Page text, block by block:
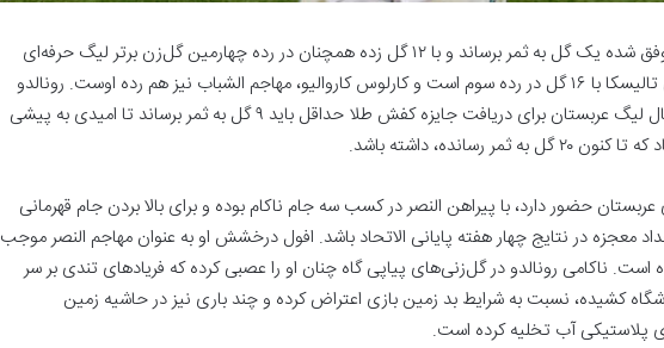
رونالدو طی چهار بازی اخیر النصر تنها موفق شده یک گل به ثمر برساند و با ۱۲ گل زده همچنان در رده چهارمین گل‌زن برتر لیگ حرفه‌ای
عربستان قرار دارد. هم تیمی او اندرسون تالیسکا با ۱۶ گل در رده سوم است و کارلوس کاروالیو، مهاجم الشباب نیز هم رده اوست. رونالدو
چهار هفته مانده به پایان مسابقات امسال لیگ عربستان برای دریافت جایزه کفش طلا حداقل باید ۹ گل به ثمر برساند تا امیدی به پیشی
داشته باشد.
حرفه‌ای عربستان حضور دارد، با پیراهن النصر در کسب سه جام ناکام بوده و برای بالا بردن جام قهرمانی
معجزه در نتایج چهار هفته پایانی الاتحاد باشد. افول درخشش او به عنوان مهاجم النصر موجب
است. ناکامی رونالدو در گل‌زنی‌های پیاپی گاه چنان او را عصبی کرده که فریادهای تندی بر سر
کشیده، نسبت به شرایط بد زمین بازی اعتراض کرده و چند باری نیز در حاشیه زمین
پلاستیکی آب تخلیه کرده است.